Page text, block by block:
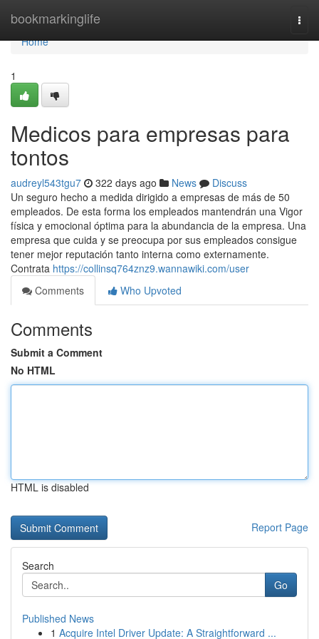
bookmarkinglife
Home
Home
1
Medicos para empresas para
tontos
audreyl543tgu7 322 days ago News
Discuss
Un seguro hecho a medida dirigido a empresas de más de 50
empleados. De esta forma los empleados mantendrán una Vigor
física y emocional óptima para la abundancia de la empresa. Una
empresa que cuida y se preocupa por sus empleados consigue
tener mejor reputación tanto interna como externamente.
Contrata https://collinsq764znz9.wannawiki.com/user
Comments
Who Upvoted
Comments
Submit a Comment
No HTML
HTML is disabled
Report Page
Search
Go
Published News
1 Acquire Intel Driver Update: A Straightforward ...